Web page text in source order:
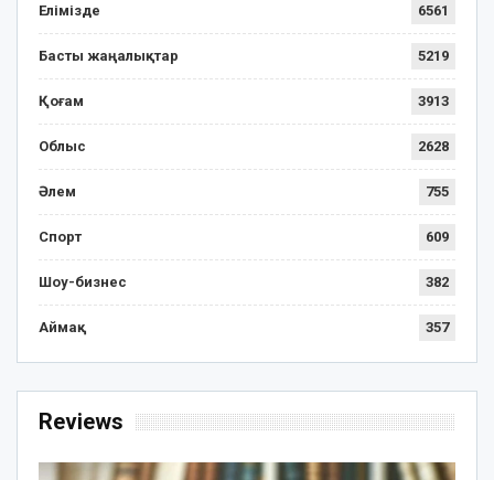
Елімізде 6561
Басты жаңалықтар 5219
Қоғам 3913
Облыс 2628
Әлем 755
Спорт 609
Шоу-бизнес 382
Аймақ 357
Reviews